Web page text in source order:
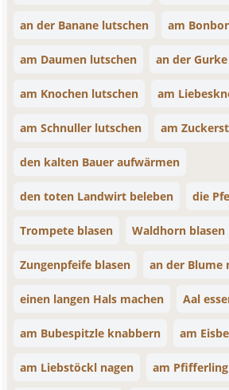
an der Banane lutschen am
am Daumen lutschen an der
am Knochen lutschen am
am Schnuller lutschen am
den kalten Bauer aufwärmen
den toten Landwirt beleben die
Trompete blasen Waldhorn blasen
Zungenpfeife blasen an der Blume
einen langen Hals machen Aal
am Bubespitzle knabbern am
am Liebstöckl nagen am